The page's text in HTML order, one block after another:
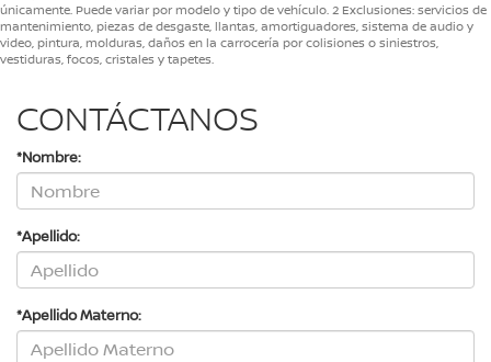
únicamente. Puede variar por modelo y tipo de vehículo. 2 Exclusiones: servicios de
mantenimiento, piezas de desgaste, llantas, amortiguadores, sistema de audio y
video, pintura, molduras, daños en la carrocería por colisiones o siniestros,
vestiduras, focos, cristales y tapetes.
CONTÁCTANOS
*Nombre:
*Apellido:
*Apellido Materno: